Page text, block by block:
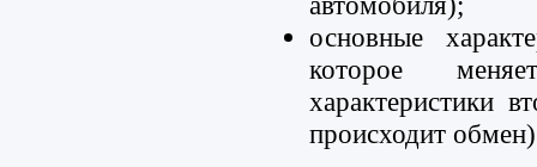
основные
которое
характеристики
происходит